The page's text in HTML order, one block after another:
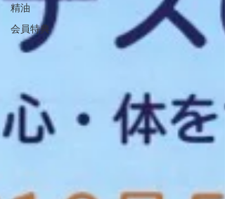
精油
会員特典